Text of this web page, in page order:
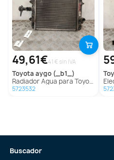
49,61€41 € sin IVA
toyota aygo (_b1_)
Radiador Agua para Toyota Aygo (_B1_)
5723532
Buscador